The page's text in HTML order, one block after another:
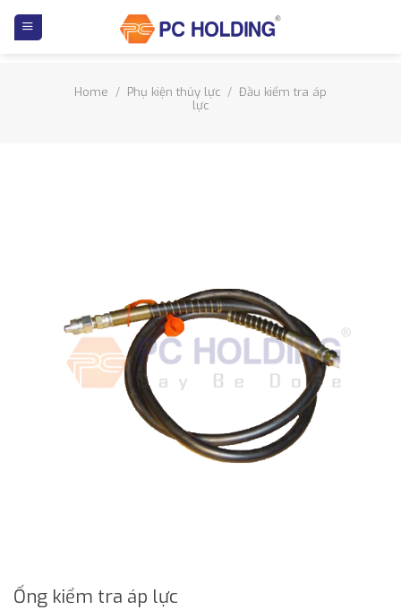
Home / Phụ kiện thủy lực / Đầu kiểm tra áp
lực
Ống kiểm tra áp lực